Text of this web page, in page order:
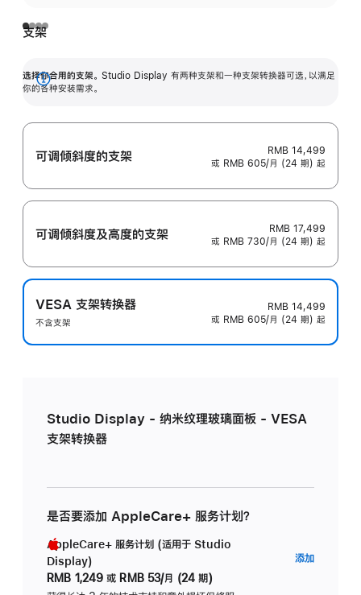
支架
选择你合用的支架。 Studio Display 有两种支架和一种支架转换器可选，以满足
你的各种安装需求。
展
可调倾斜度的支架
RMB 14,499
或 RMB 605/月 (24 期) 起
可调倾斜度及高‍度的支‍架
RMB 17,499
或 RMB 730/月 (24 期) 起
VESA 支架转换器
不含支架
RMB 14,499
或 RMB 605/月 (24 期) 起
Studio Display - 纳米纹理玻璃面板 - VESA
支架转换器
是否要添加 AppleCare+ 服务计划？
AppleCare+ 服务计划 (适用于 Studio
Display)
RMB 1,249 或 RMB 53/月 (24 期)
添加